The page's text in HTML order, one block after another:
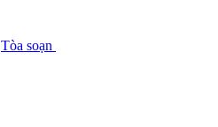
Tòa soạn